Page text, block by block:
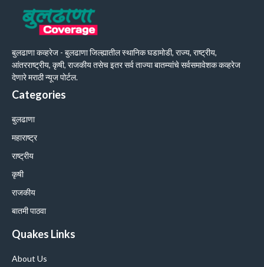
बुलढाणा कव्हरेज - बुलढाणा जिल्ह्यातील स्थानिक घडामोडी, राज्य, राष्ट्रीय,
आंतरराष्ट्रीय, कृषी, राजकीय तसेच इतर सर्व ताज्या बातम्यांचे सर्वसमावेशक कव्हरेज
देणारे मराठी न्यूज पोर्टल.
Categories
बुलढाणा
महाराष्ट्र
राष्ट्रीय
कृषी
राजकीय
बातमी पाठवा
Quakes Links
About Us